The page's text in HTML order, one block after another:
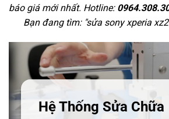
báo giá mới nhất. Hotline:
Bạn đang tìm: "sửa sony xperia
Hệ Thống Sửa Chữa